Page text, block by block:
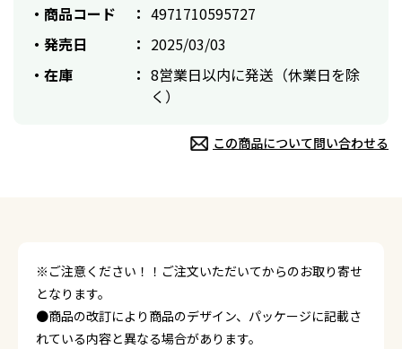
商品コード
4971710595727
発売日
2025/03/03
在庫
8営業日以内に発送（休業日を除
く）
この商品について問い合わせる
※ご注意ください！！ご注文いただいてからのお取り寄せ
となります。
●商品の改訂により商品のデザイン、パッケージに記載さ
れている内容と異なる場合があります。